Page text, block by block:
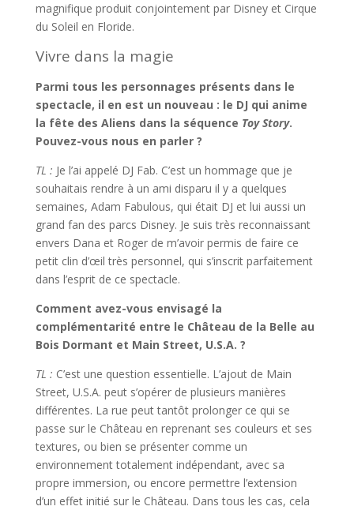
magnifique produit conjointement par Disney et Cirque
du Soleil en Floride.
Vivre dans la magie
Parmi tous les personnages présents dans le
spectacle, il en est un nouveau : le DJ qui anime
la fête des Aliens dans la séquence Toy Story.
Pouvez-vous nous en parler ?
TL : Je l’ai appelé DJ Fab. C’est un hommage que je
souhaitais rendre à un ami disparu il y a quelques
semaines, Adam Fabulous, qui était DJ et lui aussi un
grand fan des parcs Disney. Je suis très reconnaissant
envers Dana et Roger de m’avoir permis de faire ce
petit clin d’œil très personnel, qui s’inscrit parfaitement
dans l’esprit de ce spectacle.
Comment avez-vous envisagé la
complémentarité entre le Château de la Belle au
Bois Dormant et Main Street, U.S.A. ?
TL : C’est une question essentielle. L’ajout de Main
Street, U.S.A. peut s’opérer de plusieurs manières
différentes. La rue peut tantôt prolonger ce qui se
passe sur le Château en reprenant ses couleurs et ses
textures, ou bien se présenter comme un
environnement totalement indépendant, avec sa
propre immersion, ou encore permettre l’extension
d’un effet initié sur le Château. Dans tous les cas, cela